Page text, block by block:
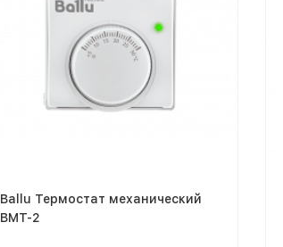
Ballu Термостат механический
BMT-2